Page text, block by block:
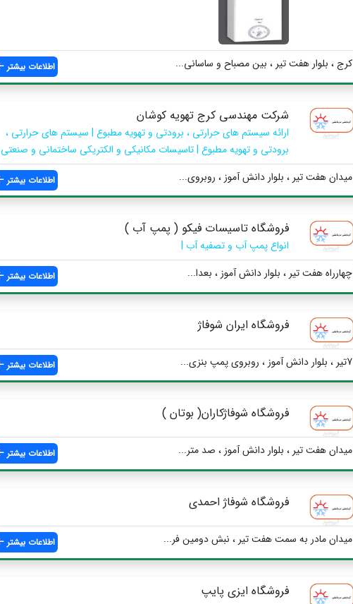
کرج ، بلوار هفت تیر ، بین مصباح و ساسانی... اطلاعات بیشتر
شرکت مهندسی کرج تهویه کوشان
ارائه سیستم های حرارتی ، برودتی و تهویه مطبوع | سیستم های حرارتی ،
برودتی و تهویه مطبوع | تاسیسات مکانیکی و الکتریکی ساختمانی و صنعتی
میدان هفت تیر ، بلوار دانش آموز ، روبروی...
اطلاعات بیشتر
فروشگاه تاسیسات فیکو ( پمپ آب )
انواع پمپ آب و تصفیه آب |
چهارراه هفت تیر ، بلوار دانش آموز ، بعدا...
اطلاعات بیشتر
فروشگاه ایران شوفاژ
اطلاعات بیشتر
فروشگاه شوفاژکاران( بوتان )
میدان هفت تیر ، بلوار دانش آموز ، صد متر... اطلاعات بیشتر
فروشگاه شوفاژ احمدی
میدان مادر به سمت هفت تیر ، نبش دومین فر... اطلاعات بیشتر
فروشگاه ایزی پایپ